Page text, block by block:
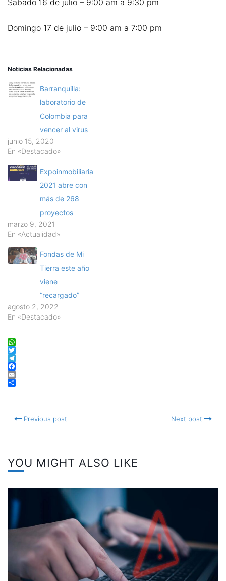
Sábado 16 de julio – 9:00 am a 9:30 pm
Domingo 17 de julio – 9:00 am a 7:00 pm
Noticias Relacionadas
Barranquilla:
laboratorio de
Colombia para
vencer al virus
junio 15, 2020
En «Destacado»
Expoinmobiliaria
2021 abre con
más de 268
proyectos
marzo 9, 2021
En «Actualidad»
Fondas de Mi
Tierra este año
viene
“recargado”
agosto 2, 2022
En «Destacado»
WhatsApp
Twitter
Telegram
Facebook
Email
Previous post Next post
YOU MIGHT ALSO LIKE